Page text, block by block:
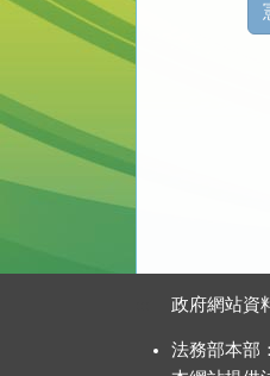
政府網站資
法務部本部